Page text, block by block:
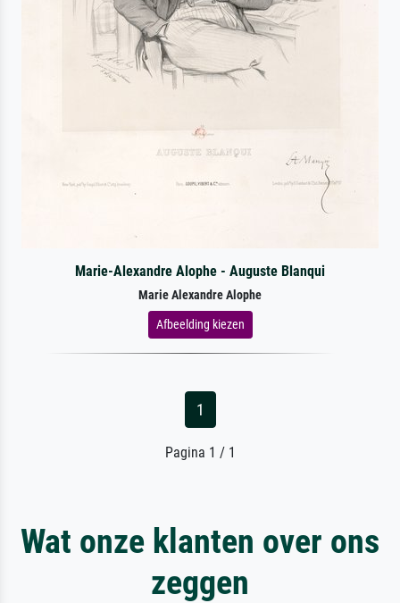
Marie-Alexandre Alophe - Auguste Blanqui
Marie Alexandre Alophe
Afbeelding kiezen
1
Pagina 1 / 1
Wat onze klanten over ons
zeggen